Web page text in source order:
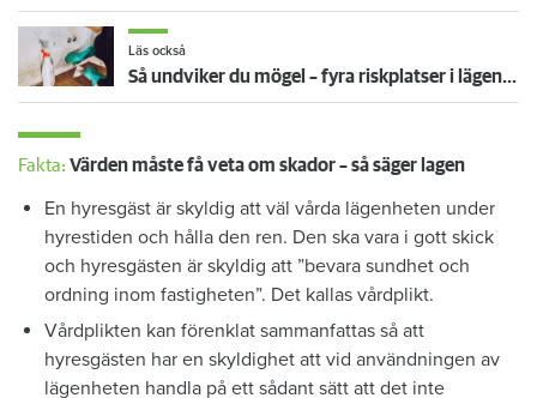
Läs också
Så undviker du mögel – fyra riskplatser i lägenheten: ”Måste städa bort”
Fakta: Värden måste få veta om skador – så säger lagen
En hyresgäst är skyldig att väl vårda lägenheten under
hyrestiden och hålla den ren. Den ska vara i gott skick
och hyresgästen är skyldig att ”bevara sundhet och
ordning inom fastigheten”. Det kallas vårdplikt.
Vårdplikten kan förenklat sammanfattas så att
hyresgästen har en skyldighet att vid användningen av
lägenheten handla på ett sådant sätt att det inte